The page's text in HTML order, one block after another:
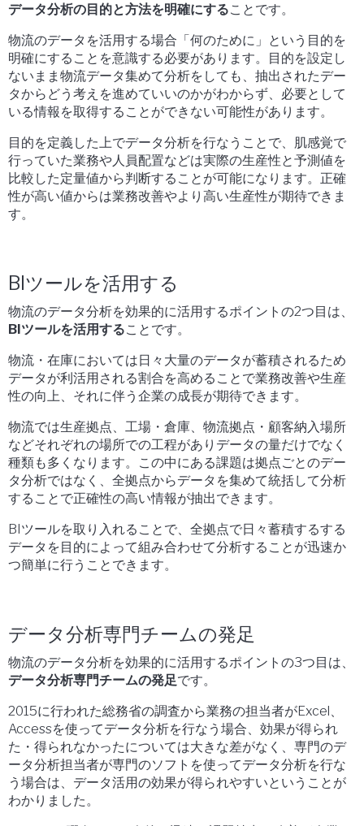
データ分析の目的と方法を明確にすることです。
物流のデータを活用する場合「何のために」という目的を
明確にすることを意識する必要があります。目的を設定し
ないまま物流データ集めて分析をしても、抽出されたデー
タからどう考えを進めていいのかがわからず、必要として
いる情報を取得することができない可能性があります。
目的を定義した上でデータ分析を行なうことで、肌感覚で
行っていた業務や人員配置などは実際の生産性と予測値を
比較した定量値から判断することが可能になります。正確
性が高い値からは業務改善やより高い生産性が期待できま
す。
BIツールを活用する
物流のデータ分析を効果的に活用するポイントの2つ目は、
BIツールを活用することです。
物流・在庫においては日々大量のデータが蓄積されるため
データが利活用される割合を高めることで業務改善や生産
性の向上、それに伴う企業の成長が期待できます。
物流では生産拠点、工場・倉庫、物流拠点・顧客納入場所
などそれぞれの場所での工程がありデータの量だけでなく
種類も多くなります。この中にある課題は拠点ごとのデー
タ分析ではなく、全拠点からデータを集めて統括して分析
することで正確性の高い情報が抽出できます。
BIツールを取り入れることで、全拠点で日々蓄積するする
データを目的によって組み合わせて分析することが迅速か
つ簡単に行うことできます。
データ分析専門チームの発足
物流のデータ分析を効果的に活用するポイントの3つ目は、
データ分析専門チームの発足です。
2015に行われた総務省の調査から業務の担当者がExcel、
Accessを使ってデータ分析を行なう場合、効果が得られ
た・得られなかったについては大きな差がなく、専門のデ
ータ分析担当者が専門のソフトを使ってデータ分析を行な
う場合は、データ活用の効果が得られやすいということが
わかりました。